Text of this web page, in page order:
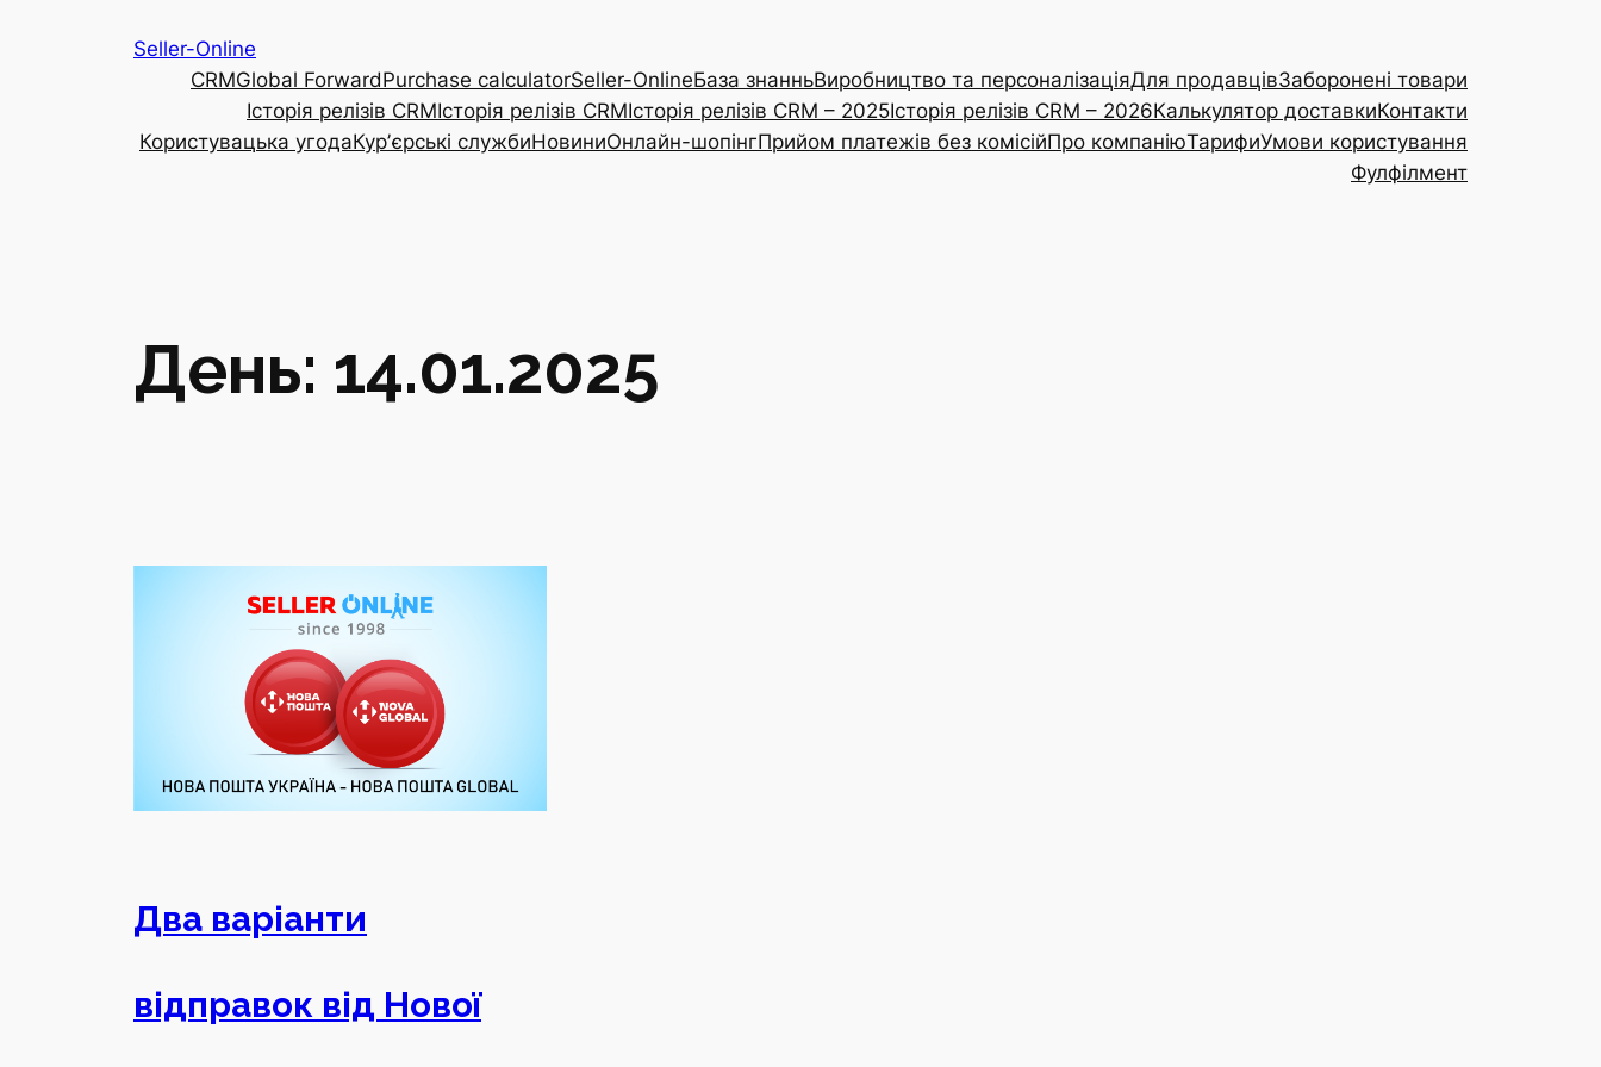
Seller-Online
CRMGlobal ForwardPurchase calculatorSeller-OnlineБаза знанньВиробництво та персоналізаціяДля продавцівЗаборонені товари
Історія релізів CRMІсторія релізів CRMІсторія релізів CRM – 2025Історія релізів CRM – 2026Калькулятор доставкиКонтакти
Користувацька угодаКурʼєрські службиНовиниОнлайн-шопінгПрийом платежів без комісійПро компаніюТарифиУмови користування
Фулфілмент
День: 14.01.2025
Два варіанти
відправок від Нової